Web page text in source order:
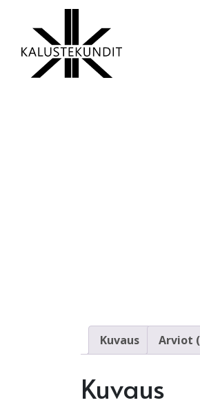
Kuvaus Arviot
Kuvaus